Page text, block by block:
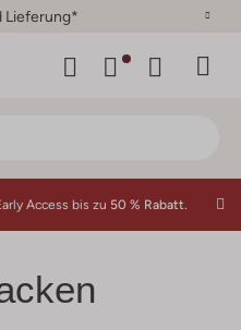
Access bis zu 50 % Rabatt.